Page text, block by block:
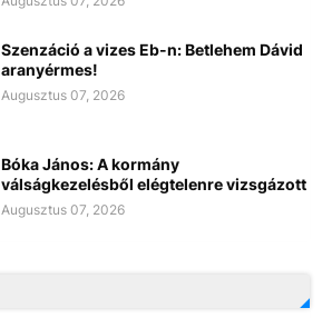
Szenzáció a vizes Eb-n: Betlehem Dávid
aranyérmes!
Augusztus 07, 2026
Bóka János: A kormány
válságkezelésből elégtelenre vizsgázott
Augusztus 07, 2026